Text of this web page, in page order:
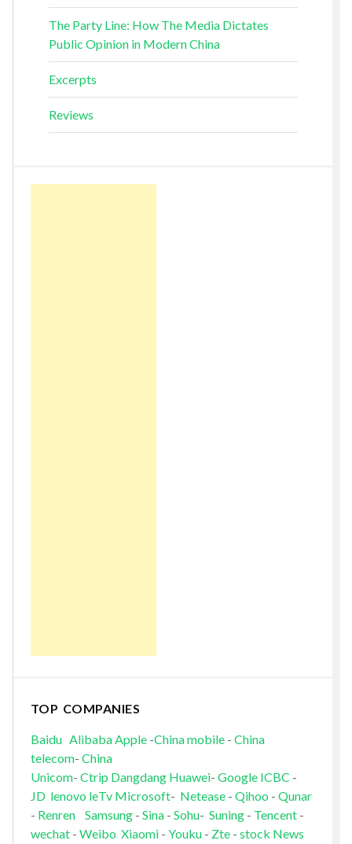
The Party Line: How The Media Dictates
Public Opinion in Modern China
Excerpts
Reviews
TOP COMPANIES
Baidu AlibabaApple-China mobile- China
telecom- China
Unicom- Ctrip Dangdang Huawei- Google ICBC -
JD lenovo leTv Microsoft- Netease- Qihoo - Qunar
- Renren Samsung- Sina- Sohu- Suning- Tencent-
wechat - Weibo Xiaomi- Youku - Zte- stock News